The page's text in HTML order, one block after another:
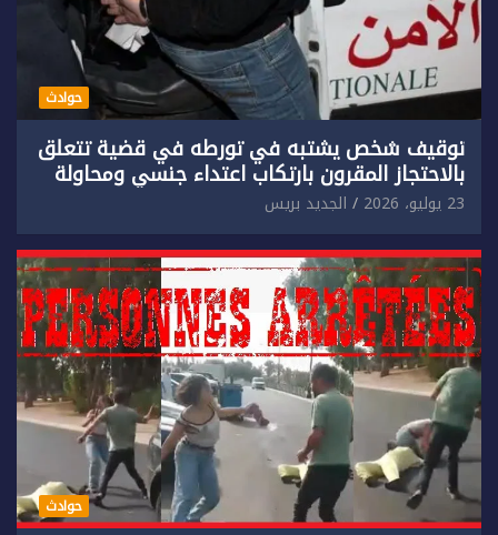
حوادث
توقيف شخص يشتبه في تورطه في قضية تتعلق
بالاحتجاز المقرون بارتكاب اعتداء جنسي ومحاولة
إضرام النار عمدا.
23 يوليو، 2026 الجديد بريس
حوادث